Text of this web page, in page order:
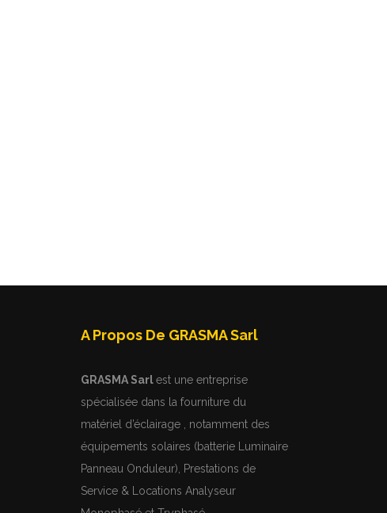
A Propos De GRASMA Sarl
GRASMA Sarlest une entreprise
spécialisée dans la fourniture du
matériel d’éclairage , notamment des
équipements solaires (batterie Luminaire
Panneau Onduleur), Prestations de
Service & Locations Analyseur